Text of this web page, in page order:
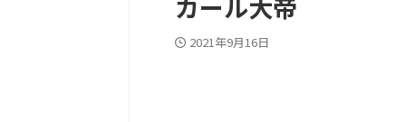
2021年9月16日